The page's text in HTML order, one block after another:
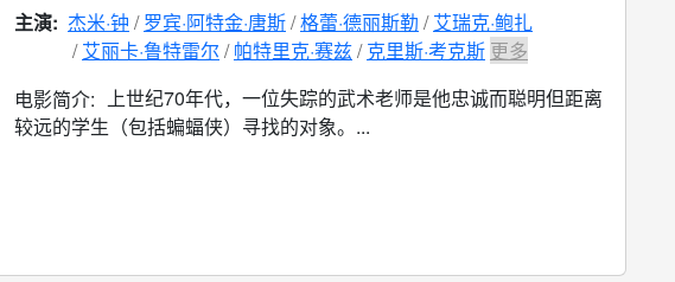
主演: 杰米·钟 罗宾·阿特金·唐斯 格蕾·德丽斯勒
艾瑞克·鲍扎
艾丽卡·鲁特雷尔
帕特里克·赛兹 克里斯·考克斯 更多
电影简介: 上世纪70年代，一位失踪的武术老师是他忠诚而聪明但距离
较远的学生（包括蝙蝠侠）寻找的对象。...